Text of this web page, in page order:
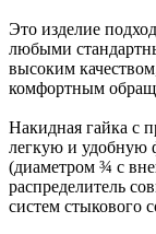
Это изделие
любыми
высоким
комфортным
Накидная гайка с
легкую и удобную
(диаметром ¾ с
распределитель
систем стыкового